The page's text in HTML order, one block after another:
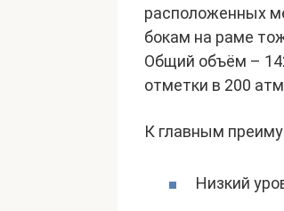
расположенных
бокам на раме
Общий объём –
отметки в 200
К главным
Низкий